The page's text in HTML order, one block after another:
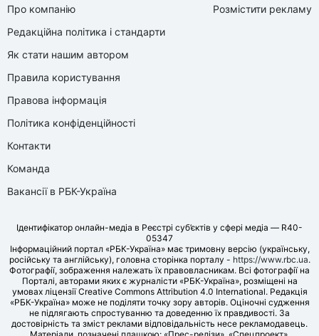
Про компанію
Редакційна політика і стандарти
Як стати нашим автором
Правила користування
Правова інформація
Політика конфіденційності
Контакти
Команда
Вакансії в РБК-Україна
Розмістити рекламу
Ідентифікатор онлайн-медіа в Реєстрі суб’єктів у сфері медіа — R40-
05347
Інформаційний портал «РБК-Україна» має тримовну версію (українську,
російську та англійську), головна сторінка порталу - https://www.rbc.ua.
Фотографії, зображення належать їх правовласникам. Всі фотографії на
Порталі, авторами яких є журналісти «РБК-Україна», розміщені на
умовах ліцензії Creative Commons Attribution 4.0 International. Редакція
«РБК-Україна» може не поділяти точку зору авторів. Оціночні судження
не підлягають спростуванню та доведенню їх правдивості. За
достовірність та зміст реклами відповідальність несе рекламодавець.